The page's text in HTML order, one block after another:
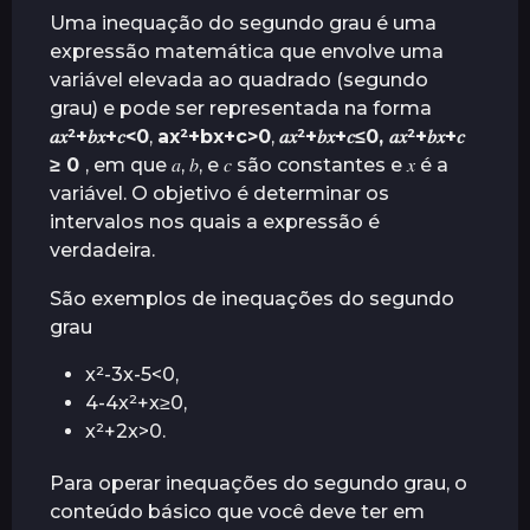
2
a
n
o
s
a
t
r
á
n
u
s
t
r
á
s
Uma inequação do segundo grau é uma
expressão matemática que envolve uma
variável elevada ao quadrado (segundo
grau) e pode ser representada na forma
𝑎𝑥²+𝑏𝑥+𝑐<0, ax²+ bx+c>0, 𝑎𝑥²+𝑏𝑥+𝑐≤0, 𝑎𝑥²+𝑏𝑥+𝑐
≥ 0 , em que 𝑎, 𝑏, e 𝑐 são constantes e𝑥 é a
variável. O objetivo é determinar os
intervalos nos quais a expressão é
verdadeira.
São exemplos de inequações do segundo
grau
x²-3x-5<0,
4-4x²+x≥0,
x²+2x>0.
Para operar inequações do segundo grau, o
conteúdo básico que você deve ter em